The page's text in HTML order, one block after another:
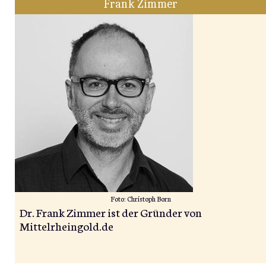
Frank Zimmer
Foto: Christoph Born
Dr. Frank Zimmer ist der Gründer von
Mittelrheingold.de